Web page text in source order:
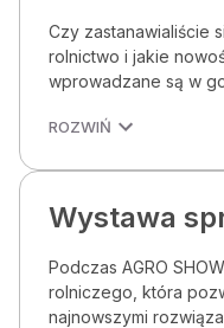
Czy zastanawialiście
rolnictwo i jakie
wprowadzane są w
ROZWIŃ
Wystawa
Podczas AGRO
rolniczego, która
najnowszymi